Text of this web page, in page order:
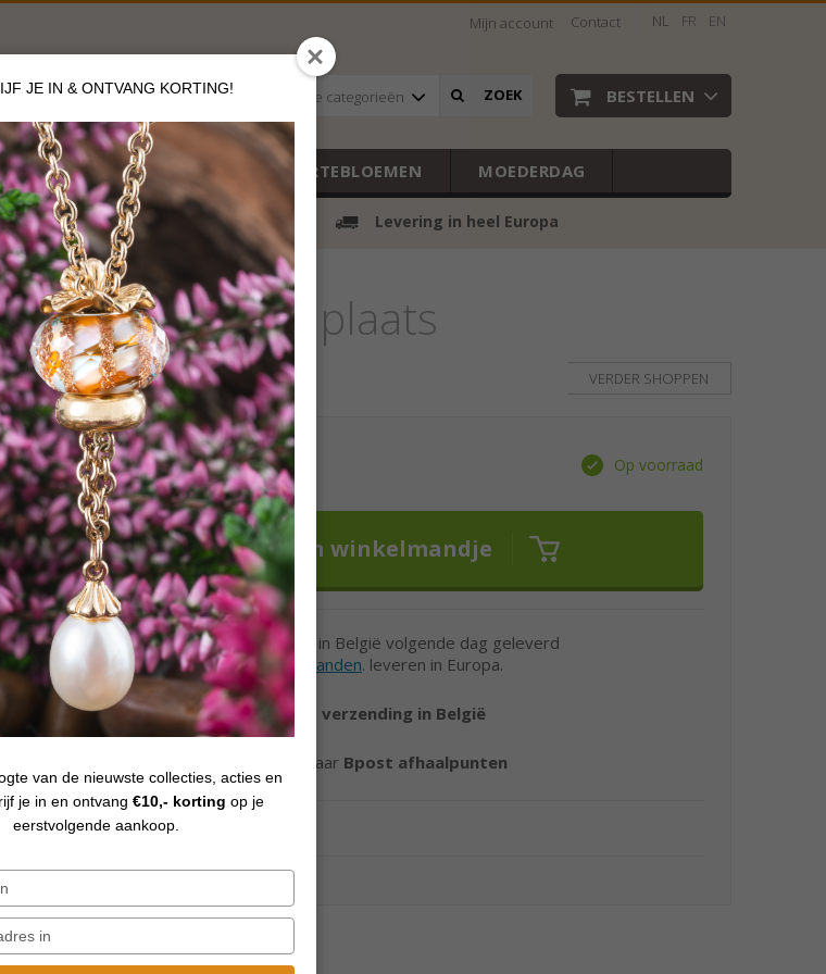
JE IN & ONTVANG KORTING!
van de nieuwste collecties, acties en
je in en ontvang €10,- korting op je
eerstvolgende aankoop.
je
in
je
Mijn account Contact NL FR EN
Alle categorieën ZOEK BESTELLEN
CADEAUBON GEBOORTEBLOEMEN MOEDERDAG
voor 12 u besteldklik hier* Levering in heel Europa
schuilplaats
VERDER SHOPPEN
€79,00 Op voorraad
Voor 12h besteld in België volgende dag geleverd
Levertijd andere landen. leveren in Europa.
Vanaf €70, gratis verzending in België
Ook verzending naar Bpost afhaalpunten